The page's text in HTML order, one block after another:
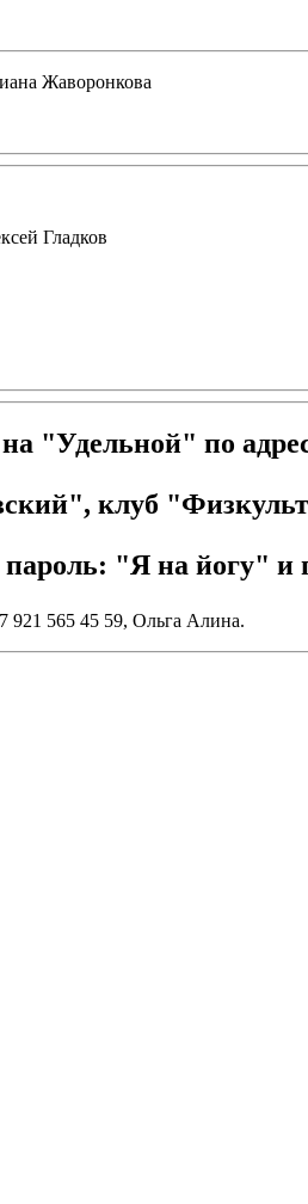
Жаворонкова
Гладков
"Удельной" по
клуб
"Я на йогу" и
921 565 45 59, Ольга Алина.